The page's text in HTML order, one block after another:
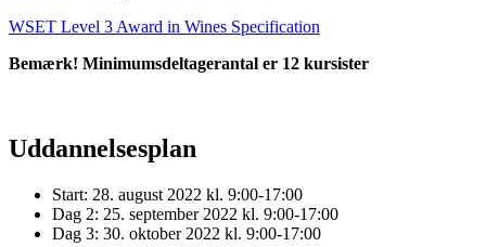
WSET Level 3 Award in Wines Specification
Bemærk! Minimumsdeltagerantal er 12 kursister
Uddannelsesplan
Start: 28. august 2022 kl. 9:00-17:00
Dag 2: 25. september 2022 kl. 9:00-17:00
Dag 3: 30. oktober 2022 kl. 9:00-17:00